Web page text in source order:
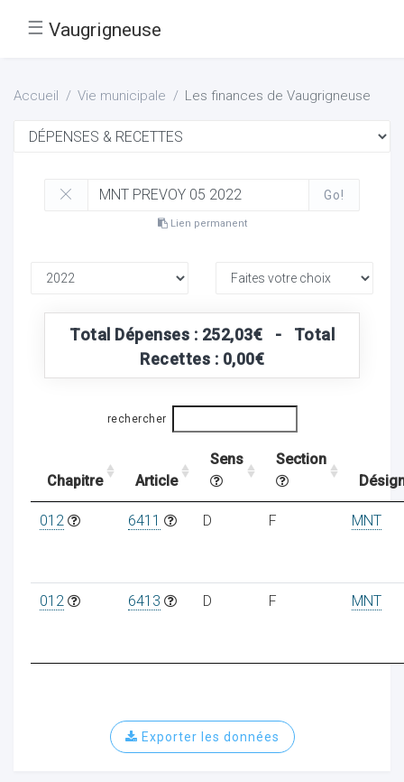
☰ Vaugrigneuse
Accueil Vie municipale Les finances de Vaugrigneuse
Go!
Lien permanent
Total Dépenses : 252,03€ - Total
Recettes : 0,00€
rechercher
Chapitre Article
Sens
Section
012 6411 D F MNT
012 6413 D F MNT
Exporter les données